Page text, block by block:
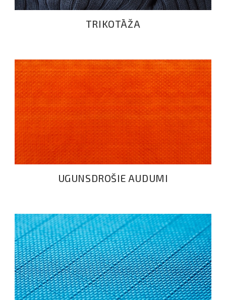
TRIKOTĀŽA
UGUNSDROŠIE AUDUMI
UGUNSDROŠIE AUDUMI
MEMBRĀNTIPA